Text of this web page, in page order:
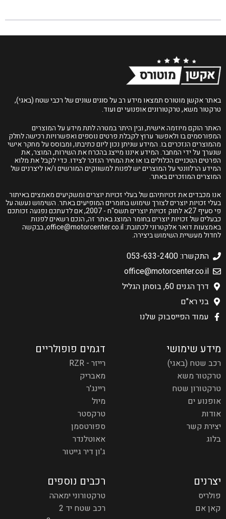
באתר אקשן מוטורס תמצאו מידע רב על סוגים שונים של רכבי שטח (באגי),
טרקטור משא, טרקטורונים אופנועי ים ועוד.
האתר הוקם מיוזמה אישית, ובין היתר במטרה לתת מידע על המוצרים
המפורסמים בו ולאפשר ערוץ לקבלת פרטים נוספים ואפשרויות רכישה לחלק
מהמוצרים הנזכרים בו. המידע שניתן נכון ליום כתיבתו, ומבוסס על מחקר אישי
שנערך על ידי המחבר. המידע איננו מייצג בהכרח את השירות, המוצר, את
הפרטים הטכניים הכלולים בו או את המחיר הנזכר לצידו. כדי לקבל את מלוא
המידע הרלוונטי על המוצרים יש לפנות למשווקים המורשים ו/או ליצרנים של
המוצרים המוזכרים באתר.
אנו מכבדים את זכויותיהם של בעלי זכויות יוצרים ומשקיעים מאמצים באיתור
בעלי זכויות יוצרים לצורך שימוש בחומרים המופיעים באתר. השימוש נעשה על
פי סעיף 27א לחוק זכויות יוצרים תשס"ח - 2007, אם לדעתכם נפגעה זכותכם
כבעלים של זכויות יוצרים בחומר המוצג באתר זה, הנכם רשאים לפנות
באמצעות דואר אלקטרוני לכתובת:office@motorcenter.co.il, בבקשה
לחדול מעשיית השימוש ביצירה.
התקשרו: 053-633-2400
office@motorcenter.co.il
דרך הגנים 60, בוסתן הגליל
בני רא"ם
עמוד הפייסבוק שלנו
מידע שימושי
רכב שטח (באגי)
טרקטור משא
טרקטורון שטח
אופנוע ים
אודות
יצירת קשר
בלוג
דגמים פופולריים
רייזר - RZR
מאבריק
ריינג'ר
מיול
טרקסטר
ספורטסמן
אאוטלנדר
ג'ון דיר גייטור
יצרנים
פולריס
קאן אם
רכבים נוספים
טרקטורוני ימאהה
רכב שטח יד 2